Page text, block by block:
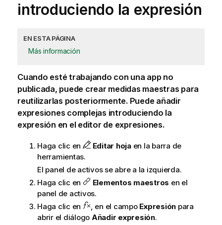
introduciendo la expresión
EN ESTA PÁGINA
Más información
Cuando esté trabajando con una app no
publicada, puede crear medidas maestras para
reutilizarlas posteriormente. Puede añadir
expresiones complejas introduciendo la
expresión en el editor de expresiones.
Haga clic en Editar hojaen la barra de
herramientas.
El panel de activos se abre a la izquierda.
Haga clic en
Elementos maestros en el
panel de activos.
Haga clic en
, en el campo Expresión para
abrir el diálogo Añadir expresión.